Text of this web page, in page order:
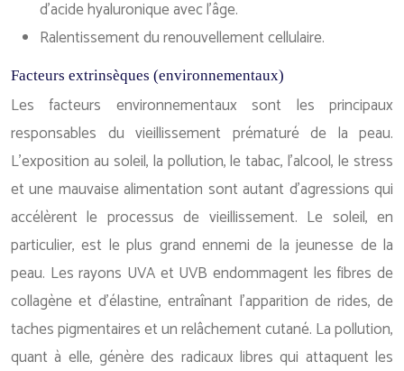
d’acide hyaluronique avec l’âge.
Ralentissement du renouvellement cellulaire.
Facteurs extrinsèques (environnementaux)
Les facteurs environnementaux sont les principaux
responsables du vieillissement prématuré de la peau.
L’exposition au soleil, la pollution, le tabac, l’alcool, le stress
et une mauvaise alimentation sont autant d’agressions qui
accélèrent le processus de vieillissement. Le soleil, en
particulier, est le plus grand ennemi de la jeunesse de la
peau. Les rayons UVA et UVB endommagent les fibres de
collagène et d’élastine, entraînant l’apparition de rides, de
taches pigmentaires et un relâchement cutané. La pollution,
quant à elle, génère des radicaux libres qui attaquent les